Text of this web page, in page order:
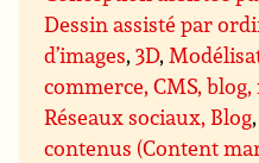
Dessin assisté par
d’images,3D,
commerce, CMS,
Réseaux sociaux, Blog,
contenus (Content